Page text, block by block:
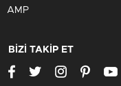
AMP
BİZİ TAKİP ET